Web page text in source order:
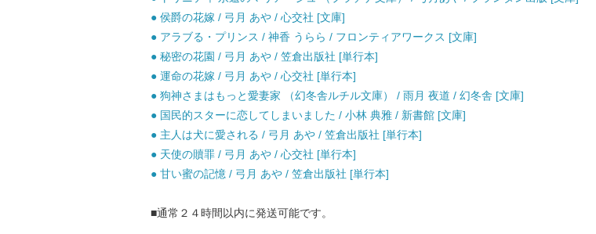
● 侯爵の花嫁 / 弓月 あや / 心交社 [文庫]
● アラブる・プリンス / 神香 うらら / フロンティアワークス [文庫]
● 秘密の花園 / 弓月 あや / 笠倉出版社 [単行本]
● 運命の花嫁 / 弓月 あや / 心交社 [単行本]
● 狗神さまはもっと愛妻家 （幻冬舎ルチル文庫） / 雨月 夜道 / 幻冬舎 [文庫]
● 国民的スターに恋してしまいました / 小林 典雅 / 新書館 [文庫]
● 主人は犬に愛される / 弓月 あや / 笠倉出版社 [単行本]
● 天使の贖罪 / 弓月 あや / 心交社 [単行本]
● 甘い蜜の記憶 / 弓月 あや / 笠倉出版社 [単行本]
■通常２４時間以内に発送可能です。